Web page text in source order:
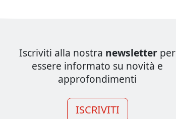
Iscriviti alla nostra newsletter per
essere informato su novità e
approfondimenti
ISCRIVITI